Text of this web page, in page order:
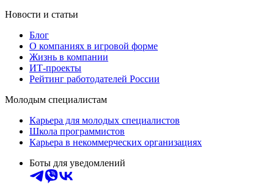
Новости и статьи
Блог
О компаниях в игровой форме
Жизнь в компании
ИТ-проекты
Рейтинг работодателей России
Молодым специалистам
Карьера для молодых специалистов
Школа программистов
Карьера в некоммерческих организациях
Боты для уведомлений